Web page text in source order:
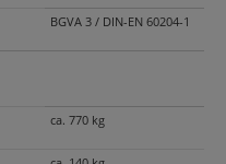
BGVA 3 / DIN-EN 60204-1
ca. 770 kg